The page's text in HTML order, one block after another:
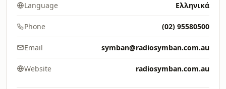
Language Ελληνικά
Phone (02) 95580500
Email symban@radiosymban.com.au
Website radiosymban.com.au